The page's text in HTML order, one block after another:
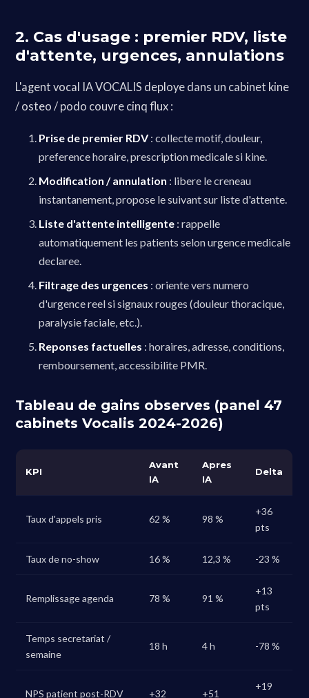
2. Cas d'usage : premier RDV, liste
d'attente, urgences, annulations
L'agent vocal IA VOCALIS deploye dans un cabinet kine
/ osteo / podo couvre cinq flux :
Prise de premier RDV: collecte motif, douleur,
preference horaire, prescription medicale si kine.
Modification / annulation : libere le creneau
instantanement, propose le suivant sur liste d'attente.
Liste d'attente intelligente : rappelle
automatiquement les patients selon urgence medicale
declaree.
Filtrage des urgences : oriente vers numero
d'urgence reel si signaux rouges (douleur thoracique,
paralysie faciale, etc.).
Reponses factuelles : horaires, adresse, conditions,
remboursement, accessibilite PMR.
Tableau de gains observes (panel 47
cabinets Vocalis 2024-2026)
KPI
Avant
IA
Apres
IA
Delta
Taux d'appels pris 62 % 98 %
+36
pts
Taux de no-show 16 % 12,3 % -23 %
Remplissage agenda 78 % 91 %
+13
pts
Temps secretariat /
semaine
18 h 4 h -78 %
NPS patient post-RDV +32 +51
+19